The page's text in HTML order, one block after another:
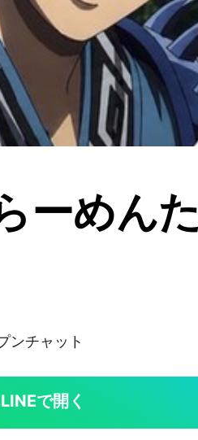
ーめんた
ンチャット
LINEで開く